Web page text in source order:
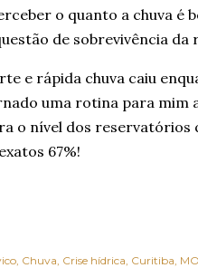
o quanto a chuva é
de sobrevivência
e rápida chuva caiu
uma rotina para mim
o nível dos reservatórios
67%!
Chuva Crise hídrica Curitiba